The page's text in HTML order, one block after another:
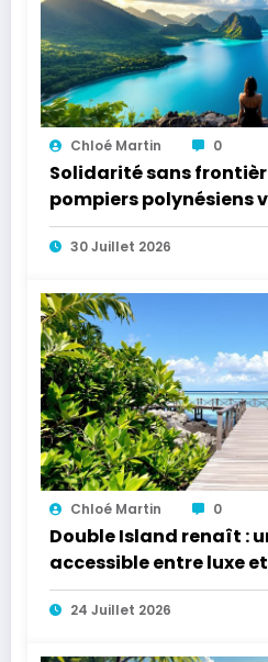
Chloé Martin 0
Solidarité sans
pompiers polynésiens
secours de la France
30 Juillet 2026
Chloé Martin 0
Double Island renaît :
accessible entre luxe
24 Juillet 2026